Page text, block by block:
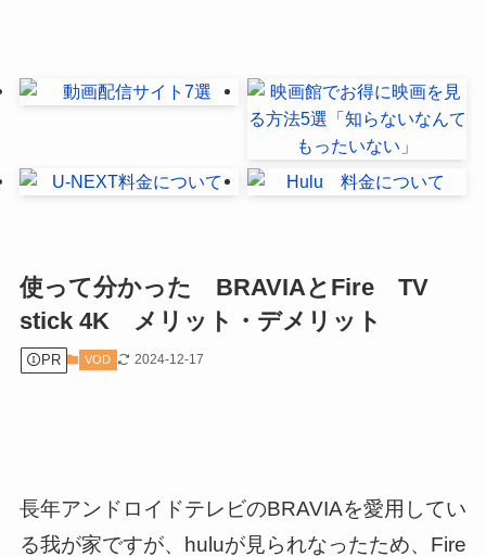
使って分かった BRAVIAとFire TV
stick 4K メリット・デメリット
PR VOD 2024-12-17
長年アンドロイドテレビのBRAVIAを愛用してい
る我が家ですが、huluが見られなったため、Fire